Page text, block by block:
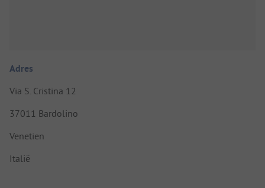
Adres
Via S. Cristina 12
37011 Bardolino
Venetien
Italië